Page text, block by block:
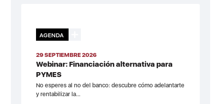
AGENDA
29 SEPTIEMBRE 2026
Webinar: Financiación alternativa para
PYMES
No esperes al no del banco: descubre cómo adelantarte
y rentabilizar la...